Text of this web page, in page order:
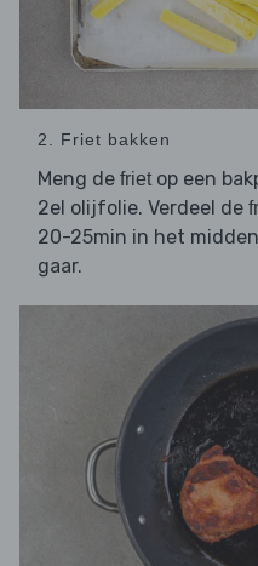
2. Friet bakken
Meng de frietop een
2el olijfolie. Verdeel de
20-25min in het
gaar.